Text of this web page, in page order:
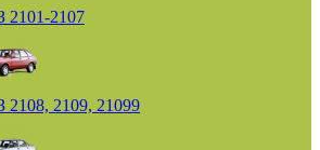
2101-2107
2108, 2109, 21099